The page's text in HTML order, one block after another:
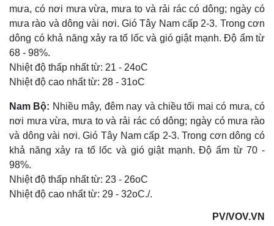
Thế giới
Multimedia
mưa, có nơi mưa vừa, mưa to và rải rác có dông; ngày có
mưa rào và dông vài nơi. Gió Tây Nam cấp 2-3. Trong cơn
dông có khả năng xảy ra tố lốc và gió giật mạnh. Độ ẩm từ
68 - 98%.
Nhiệt độ thấp nhất từ: 21 - 24oC
Nhiệt độ cao nhất từ: 28 - 31oC
Nam Bộ: Nhiều mây, đêm nay và chiều tối mai có mưa, có
nơi mưa vừa, mưa to và rải rác có dông; ngày có mưa rào
và dông vài nơi. Gió Tây Nam cấp 2-3. Trong cơn dông có
khả năng xảy ra tố lốc và gió giật mạnh. Độ ẩm từ 70 -
98%.
Nhiệt độ thấp nhất từ: 23 - 26oC
Nhiệt độ cao nhất từ: 29 - 32oC./.
PV/VOV.VN